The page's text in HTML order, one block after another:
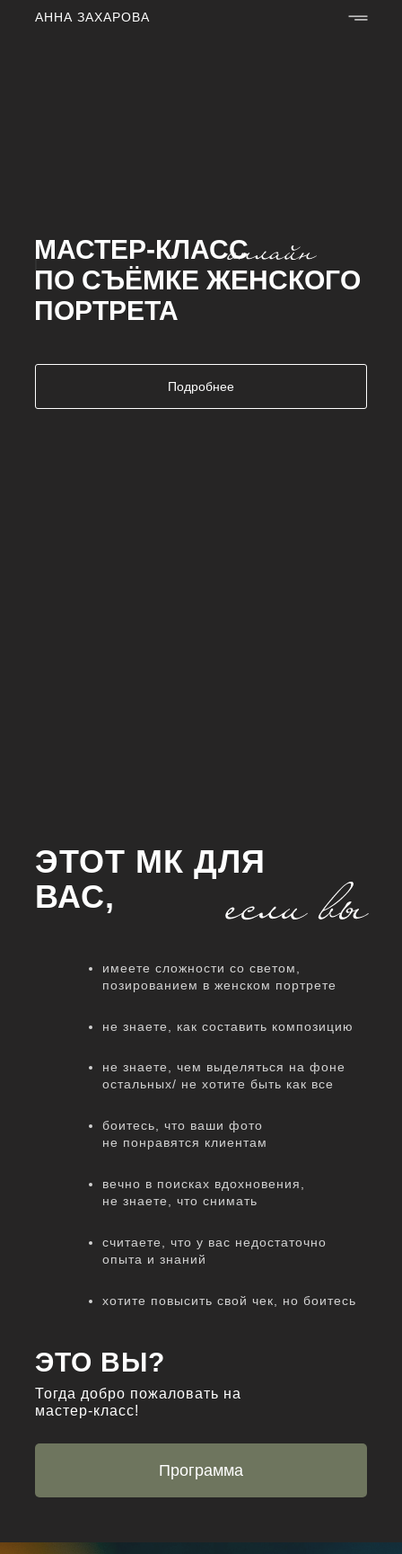
АННА ЗАХАРОВА
МАСТЕР-КЛАСС
ПО СЪЁМКЕ ЖЕНСКОГО
ПОРТРЕТА
|
Подробнее
ЭТОТ МК ДЛЯ
ВАС,
ЭТО ВЫ?
Тогда добро пожаловать на
мастер-класс!
Программа
не знаете, чем выделяться на фоне
остальных/ не хотите быть как все
имеете сложности со светом,
позированием в женском портрете
не знаете, как составить композицию
боитесь, что ваши фото
не понравятся клиентам
вечно в поисках вдохновения,
не знаете, что снимать
хотите повысить свой чек, но боитесь
считаете, что у вас недостаточно
опыта и знаний